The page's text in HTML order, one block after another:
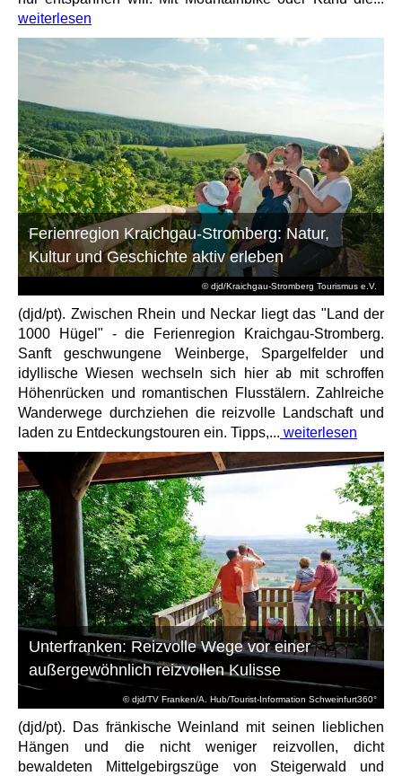
weiterlesen
© djd/Kraichgau-Stromberg Tourismus e.V.
Ferienregion Kraichgau-Stromberg: Natur,
Kultur und Geschichte aktiv erleben
(djd/pt). Zwischen Rhein und Neckar liegt das "Land der
1000 Hügel" - die Ferienregion Kraichgau-Stromberg.
Sanft geschwungene Weinberge, Spargelfelder und
idyllische Wiesen wechseln sich hier ab mit schroffen
Höhenrücken und romantischen Flusstälern. Zahlreiche
Wanderwege durchziehen die reizvolle Landschaft und
laden zu Entdeckungstouren ein. Tipps,... weiterlesen
© djd/TV Franken/A. Hub/Tourist-Information Schweinfurt360°
Unterfranken: Reizvolle Wege vor einer
außergewöhnlich reizvollen Kulisse
(djd/pt). Das fränkische Weinland mit seinen lieblichen
Hängen und die nicht weniger reizvollen, dicht
bewaldeten Mittelgebirgszüge von Steigerwald und